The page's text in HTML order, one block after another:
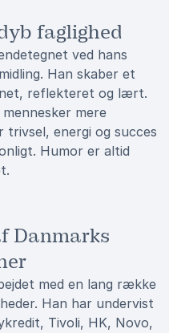
faglighed
ved hans
Han skaber et
reflekteret og lært.
mere
trivsel, energi og succes
Humor er altid
Danmarks
med en lang række
Han har undervist
Tivoli, HK, Novo,